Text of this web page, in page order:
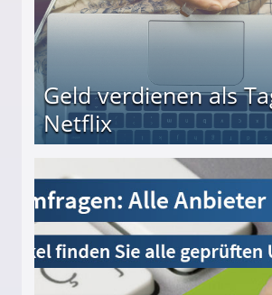
Geld verdienen als
Netflix